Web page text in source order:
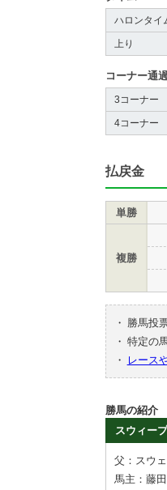
ハロンタイ
上り
コーナー通
3コーナー
4コーナー
払戻金
単勝
複勝
・
勝馬投
・ 特定の
・
レース
勝馬の紹介
スウィー
父：スウ
馬主：藤